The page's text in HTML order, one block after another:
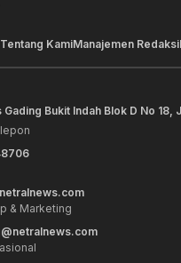
Tentang KamiManajemen Redaksi
Bukit Indah Blok D No
& Marketing